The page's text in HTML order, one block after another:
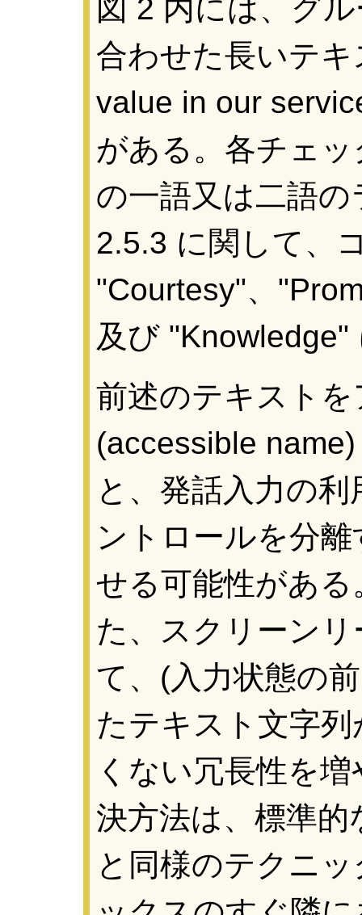
図 2 内には、グ
合わせた長いテ
value in our
がある。各チェ
の一語又は二語
2.5.3 に関して、
"Courtesy"、
及び
前述のテキスト
(accessible
と、発話入力の
ントロールを分
せる可能性があ
た、スクリーン
て、(入力状態の
たテキスト文字
くない冗長性を
決方法は、標準
と同様のテクニ